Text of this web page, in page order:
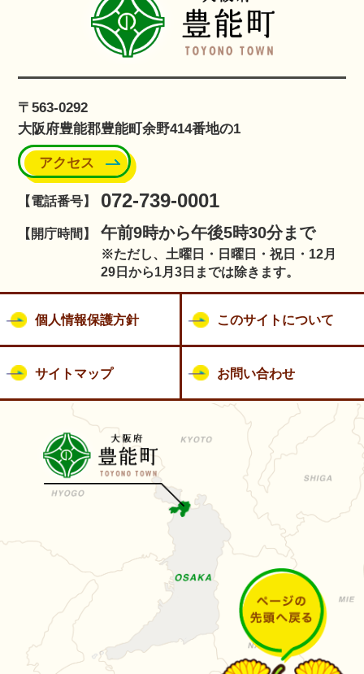
〒563-0292
大阪府豊能郡豊能町余野414番地の1
アクセス
【電話番号】 072-739-0001
【開庁時間】 午前9時から午後5時30分まで
※ただし、土曜日・日曜日・祝日・12月
29日から1月3日までは除きます。
個人情報保護方針 このサイトについて
サイトマップ お問い合わせ